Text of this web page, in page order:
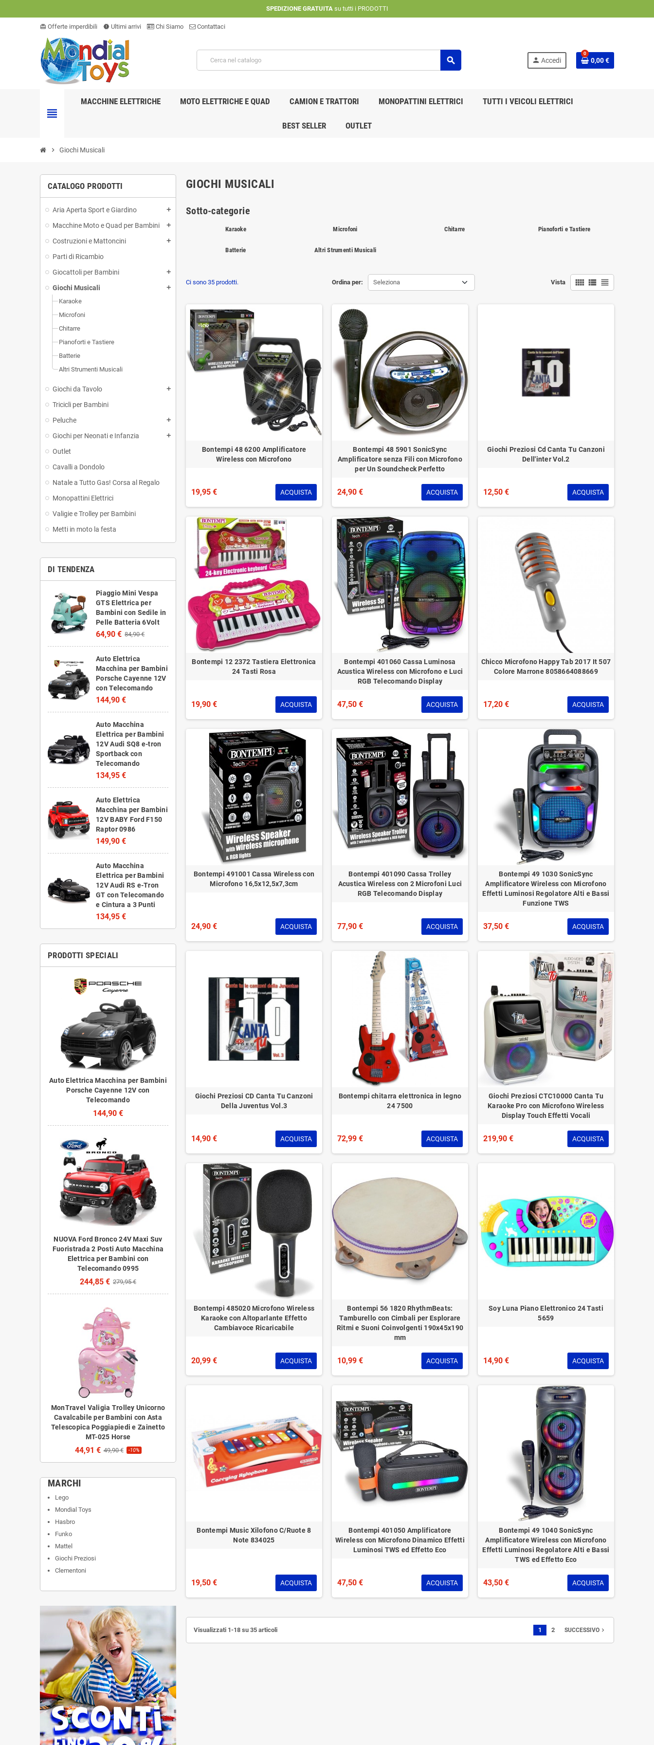
SPEDIZIONE GRATUITAsu tutti i PRODOTTI
card_giftcard Offerte imperdibili new_releases Ultimi arrivi Chi Siamo Contattaci
search person Accedi
0
0,00 €
view_headline
MACCHINE ELETTRICHE MOTO ELETTRICHE E QUAD CAMION E TRATTORI MONOPATTINI ELETTRICI TUTTI I VEICOLI ELETTRICI
BEST SELLER OUTLET
chevron_right Giochi Musicali
CATALOGO PRODOTTI
Aria Aperta Sport e Giardino add
Macchine Moto e Quad per Bambini add
Costruzioni e Mattoncini add
Parti di Ricambio
Giocattoli per Bambini
add
Giochi Musicali add
Karaoke
Microfoni
Chitarre
Pianoforti e Tastiere
Batterie
Altri Strumenti Musicali
Giochi da Tavolo add
Tricicli per Bambini
Peluche
add
Giochi per Neonati e Infanzia add
Outlet
Cavalli a Dondolo
Natale a Tutto Gas! Corsa al Regalo
Monopattini Elettrici
Valigie e Trolley per Bambini
Metti in moto la festa
DI TENDENZA
Piaggio Mini Vespa
GTS Elettrica per
Bambini con Sedile in
Pelle Batteria 6Volt
64,90 € 84,90 €
Auto Elettrica
Macchina per Bambini
Porsche Cayenne 12V
con Telecomando
144,90 €
Auto Macchina
Elettrica per Bambini
12V Audi SQ8 e-tron
Sportback con
Telecomando
134,95 €
Auto Elettrica
Macchina per Bambini
12V BABY Ford F150
Raptor 0986
149,90 €
Auto Macchina
Elettrica per Bambini
12V Audi RS e-Tron
GT con Telecomando
e Cintura a 3 Punti
134,95 €
PRODOTTI SPECIALI
Auto Elettrica Macchina per Bambini
Porsche Cayenne 12V con
Telecomando
144,90 €
NUOVA Ford Bronco 24V Maxi Suv
Fuoristrada 2 Posti Auto Macchina
Elettrica per Bambini con
Telecomando 0995
244,85 € 279,95 €
MonTravel Valigia Trolley Unicorno
Cavalcabile per Bambini con Asta
Telescopica Poggiapiedi e Zainetto
MT-025 Horse
44,91 € 49,90 € -10%
MARCHI
Lego
Mondial Toys
Hasbro
Funko
Mattel
Giochi Preziosi
Clementoni
GIOCHI MUSICALI
Sotto-categorie
Karaoke Microfoni Chitarre Pianoforti e Tastiere
Batterie Altri Strumenti Musicali
Ordina per: Seleziona Vista view_comfy view_list view_headline
Ci sono 35 prodotti.
Bontempi 48 6200 Amplificatore
Wireless con Microfono
19,95 € ACQUISTA
Bontempi 48 5901 SonicSync
Amplificatore senza Fili con Microfono
per Un Soundcheck Perfetto
24,90 € ACQUISTA
Giochi Preziosi Cd Canta Tu Canzoni
Dell'inter Vol.2
12,50 € ACQUISTA
Bontempi 12 2372 Tastiera Elettronica
24 Tasti Rosa
19,90 € ACQUISTA
Bontempi 401060 Cassa Luminosa
Acustica Wireless con Microfono e Luci
RGB Telecomando Display
47,50 € ACQUISTA
Chicco Microfono Happy Tab 2017 It 507
Colore Marrone 8058664088669
17,20 € ACQUISTA
Bontempi 491001 Cassa Wireless con
Microfono 16,5x12,5x7,3cm
24,90 € ACQUISTA
Bontempi 401090 Cassa Trolley
Acustica Wireless con 2 Microfoni Luci
RGB Telecomando Display
77,90 € ACQUISTA
Bontempi 49 1030 SonicSync
Amplificatore Wireless con Microfono
Effetti Luminosi Regolatore Alti e Bassi
Funzione TWS
37,50 € ACQUISTA
Giochi Preziosi CD Canta Tu Canzoni
Della Juventus Vol.3
14,90 € ACQUISTA
Bontempi chitarra elettronica in legno
24 7500
72,99 € ACQUISTA
Giochi Preziosi CTC10000 Canta Tu
Karaoke Pro con Microfono Wireless
Display Touch Effetti Vocali
219,90 € ACQUISTA
Bontempi 485020 Microfono Wireless
Karaoke con Altoparlante Effetto
Cambiavoce Ricaricabile
20,99 € ACQUISTA
Bontempi 56 1820 RhythmBeats:
Tamburello con Cimbali per Esplorare
Ritmi e Suoni Coinvolgenti 190x45x190
mm
10,99 € ACQUISTA
Soy Luna Piano Elettronico 24 Tasti
5659
14,90 € ACQUISTA
Bontempi Music Xilofono C/Ruote 8
Note 834025
19,50 € ACQUISTA
Bontempi 401050 Amplificatore
Wireless con Microfono Dinamico Effetti
Luminosi TWS ed Effetto Eco
47,50 € ACQUISTA
Bontempi 49 1040 SonicSync
Amplificatore Wireless con Microfono
Effetti Luminosi Regolatore Alti e Bassi
TWS ed Effetto Eco
43,50 € ACQUISTA
Visualizzati 1-18 su 35 articoli 1 2 SUCCESSIVOnavigate_next